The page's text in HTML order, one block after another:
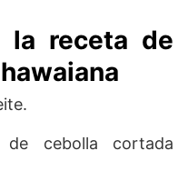
la receta de
cebolla cortada